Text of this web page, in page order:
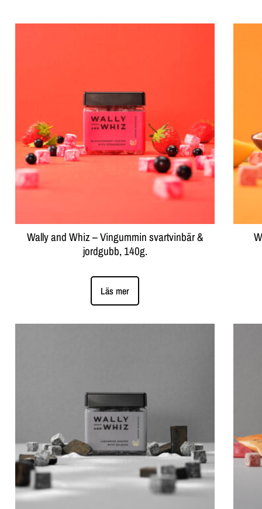
Wally and Whiz – Vingummin svartvinbär &
jordgubb, 140g.
Läs mer